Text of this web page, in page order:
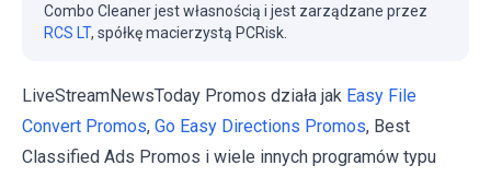
Combo Cleaner jest własnością i jest zarządzane przez
RCS LT, spółkę macierzystą PCRisk.
LiveStreamNewsToday Promos działa jak Easy File
Convert Promos, Go Easy Directions Promos, Best
Classified Ads Promos i wiele innych programów typu